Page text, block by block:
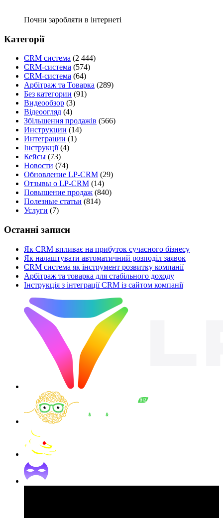
Почни заробляти в інтернеті
Категорії
CRM система (2 444)
CRM-система (574)
CRM-система (64)
Арбітраж та Товарка (289)
Без категории (91)
Видеообзор (3)
Відеоогляд (4)
Збільшення продажів (566)
Инструкции (14)
Интеграции (1)
Інструкції(4)
Кейсы (73)
Новости (74)
Обновление LP-CRM (29)
Отзывы о LP-CRM (14)
Повышение продаж (840)
Полезные статьи (814)
Услуги (7)
Останні записи
Як CRM впливає на прибуток сучасного бізнесу
Як налаштувати автоматичний розподіл заявок
CRM система як інструмент розвитку компанії
Арбітраж та товарка для стабільного доходу
Інструкція з інтеграції CRM із сайтом компанії